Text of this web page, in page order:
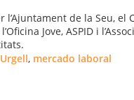
de la Seu, el
Jove, ASPID i
, mercado laboral